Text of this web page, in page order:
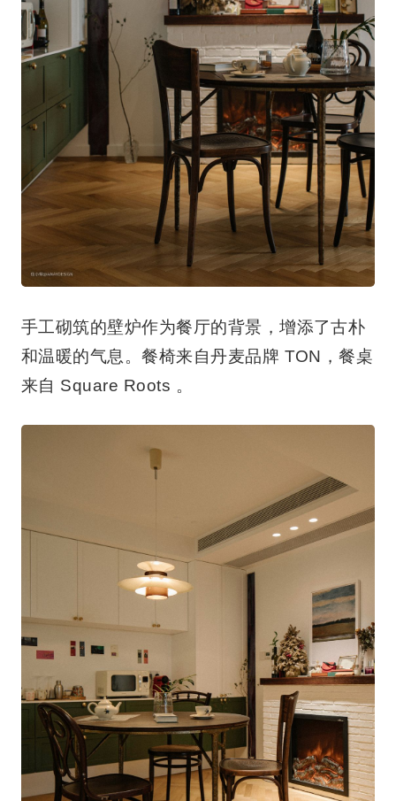
手工砌筑的壁炉作为餐厅的背景，增添了古朴
和温暖的气息。餐椅来自丹麦品牌 TON，餐桌
来自 Square Roots 。